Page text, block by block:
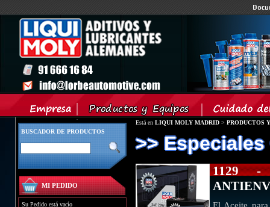
BUSCADOR DE PRODUCTOS
MI PEDIDO
Su Pedido está vacío
Está en LIQUI MOLY MADRID > PRODUCTOS
>>
1129 -